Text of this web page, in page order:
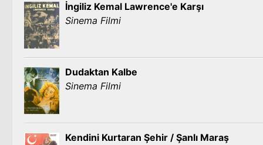
İngiliz Kemal Lawrence'e Karşı
Sinema Filmi
Dudaktan Kalbe
Sinema Filmi
Kendini Kurtaran Şehir / Şanlı Maraş